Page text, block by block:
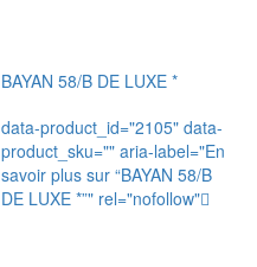
BAYAN 58/B DE LUXE *
data-product_id="2105" data-
product_sku="" aria-label="En
savoir plus sur “BAYAN 58/B
DE LUXE *”" rel="nofollow"